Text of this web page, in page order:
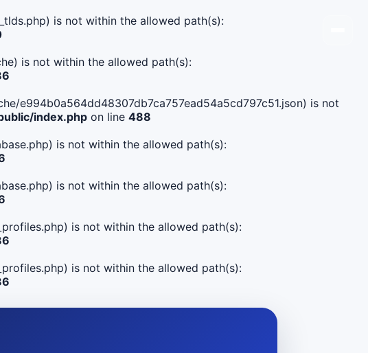
is not within the allowed path(s):
is not within the allowed path(s):
e994b0a564dd48307db7ca757ead54a5cd797c51.json) is not
index.php on line 488
is not within the allowed path(s):
is not within the allowed path(s):
is not within the allowed path(s):
is not within the allowed path(s):